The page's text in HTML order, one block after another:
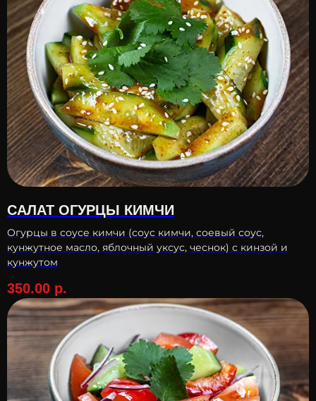
САЛАТ ОГУРЦЫ КИМЧИ
Огурцы в соусе кимчи (соус кимчи, соевый соус,
кунжутное масло, яблочный уксус, чеснок) с кинзой и
кунжутом
350.00 р.